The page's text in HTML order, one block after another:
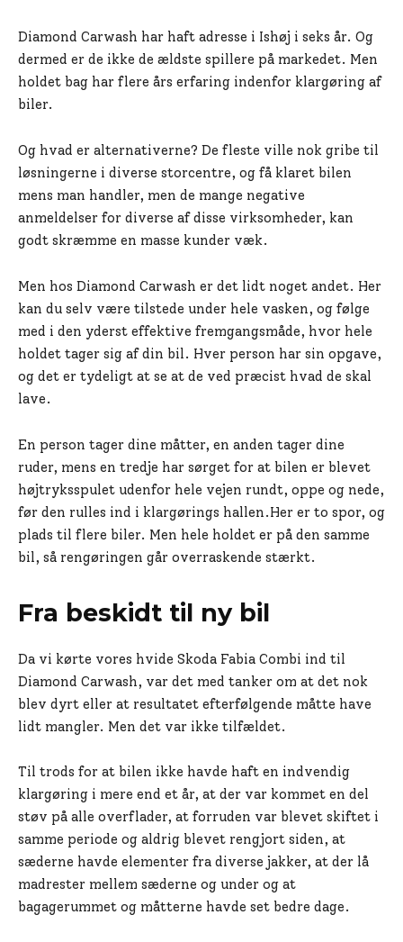
Diamond Carwash har haft adresse i Ishøj i seks år. Og
dermed er de ikke de ældste spillere på markedet. Men
holdet bag har flere års erfaring indenfor klargøring af
biler.
Og hvad er alternativerne? De fleste ville nok gribe til
løsningerne i diverse storcentre, og få klaret bilen
mens man handler, men de mange negative
anmeldelser for diverse af disse virksomheder, kan
godt skræmme en masse kunder væk.
Men hos Diamond Carwash er det lidt noget andet. Her
kan du selv være tilstede under hele vasken, og følge
med i den yderst effektive fremgangsmåde, hvor hele
holdet tager sig af din bil. Hver person har sin opgave,
og det er tydeligt at se at de ved præcist hvad de skal
lave.
En person tager dine måtter, en anden tager dine
ruder, mens en tredje har sørget for at bilen er blevet
højtryksspulet udenfor hele vejen rundt, oppe og nede,
før den rulles ind i klargørings hallen.Her er to spor, og
plads til flere biler. Men hele holdet er på den samme
bil, så rengøringen går overraskende stærkt.
Fra beskidt til ny bil
Da vi kørte vores hvide Skoda Fabia Combi ind til
Diamond Carwash, var det med tanker om at det nok
blev dyrt eller at resultatet efterfølgende måtte have
lidt mangler. Men det var ikke tilfældet.
Til trods for at bilen ikke havde haft en indvendig
klargøring i mere end et år, at der var kommet en del
støv på alle overflader, at forruden var blevet skiftet i
samme periode og aldrig blevet rengjort siden, at
sæderne havde elementer fra diverse jakker, at der lå
madrester mellem sæderne og under og at
bagagerummet og måtterne havde set bedre dage.